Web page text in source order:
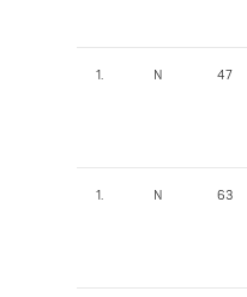
1. N 47
1. N 63